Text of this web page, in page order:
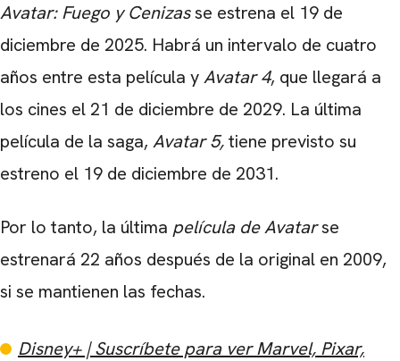
Avatar: Fuego y Cenizasse estrena el 19 de
diciembre de 2025. Habrá un intervalo de cuatro
años entre esta película yAvatar 4, que llegará a
los cines el 21 de diciembre de 2029. La última
película de la saga, Avatar 5,tiene previsto su
estreno el 19 de diciembre de 2031.
Por lo tanto, la última película de Avatarse
estrenará 22 años después de la original en 2009,
si se mantienen las fechas.
Disney+ | Suscríbete para ver Marvel, Pixar,
CARREGANDO PUBLICIDADE